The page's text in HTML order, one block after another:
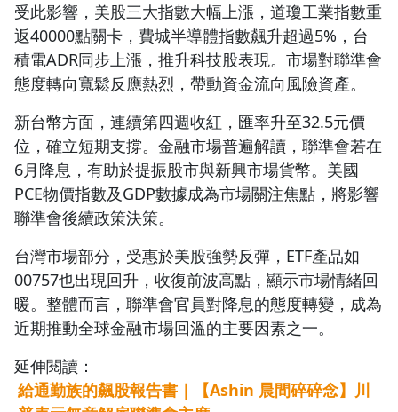
受此影響，美股三大指數大幅上漲，道瓊工業指數重
返40000點關卡，費城半導體指數飆升超過5%，台
積電ADR同步上漲，推升科技股表現。市場對聯準會
態度轉向寬鬆反應熱烈，帶動資金流向風險資產。
新台幣方面，連續第四週收紅，匯率升至32.5元價
位，確立短期支撐。金融市場普遍解讀，聯準會若在
6月降息，有助於提振股市與新興市場貨幣。美國
PCE物價指數及GDP數據成為市場關注焦點，將影響
聯準會後續政策決策。
台灣市場部分，受惠於美股強勢反彈，ETF產品如
00757也出現回升，收復前波高點，顯示市場情緒回
暖。整體而言，聯準會官員對降息的態度轉變，成為
近期推動全球金融市場回溫的主要因素之一。
延伸閱讀：
給通勤族的飆股報告書｜【Ashin 晨間碎碎念】川
沒有待播放的清單
去逛逛